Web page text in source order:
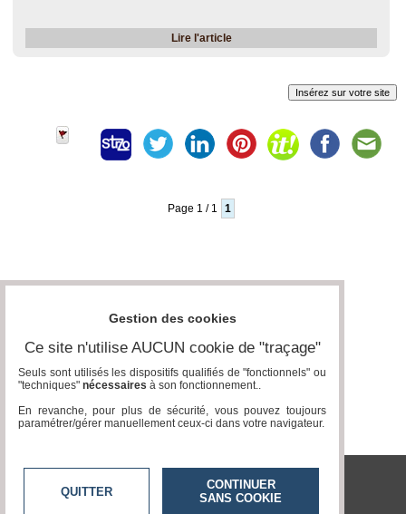
Lire l'article
Insérez sur votre site
Page 1 / 1 1
J'irai pétrir chez vous
Gestion des cookies
Ce site n'utilise AUCUN cookie de "traçage"
Seuls sont utilisés les dispositifs qualifiés de "fonctionnels" ou
"techniques" nécessaires à son fonctionnement..
En revanche, pour plus de sécurité, vous pouvez toujours
paramétrer/gérer manuellement ceux-ci dans votre navigateur.
QUITTER
CONTINUER
SANS COOKIE